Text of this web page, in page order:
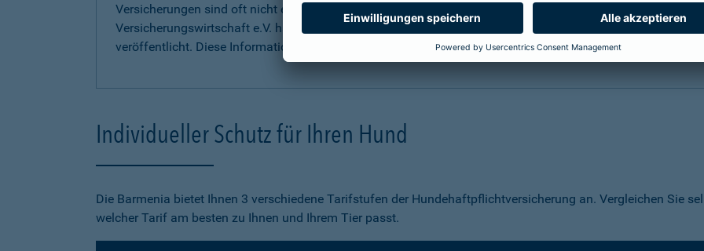
Versicherungen sind oft nicht einfach zu verstehen. Der Gesamtverband der Deutschen
Versicherungswirtschaft e.V. hat
Informationen in Leichter Sprache zu diversen Versicherungen
veröffentlicht. Diese Informationen finden Sie hier.
Individueller Schutz für Ihren Hund
Die Barmenia bietet Ihnen 3 verschiedene Tarifstufen der Hundehaftpflichtversicherung an. Vergleichen Sie
welcher Tarif am besten zu Ihnen und Ihrem Tier passt.